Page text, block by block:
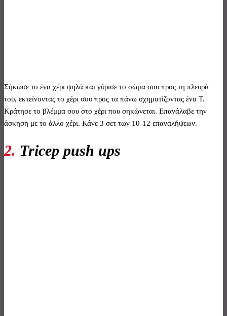
Σήκωσε το ένα χέρι ψηλά και γύρισε το σώμα σου προς τη πλευρά
του, εκτείνοντας το χέρι σου προς τα πάνω σχηματίζοντας ένα Τ.
Κράτησε το βλέμμα σου στο χέρι που σηκώνεται. Επανάλαβε την
άσκηση με το άλλο χέρι. Κάνε 3 σετ των 10-12 επαναλήψεων.
2. Tricep push ups